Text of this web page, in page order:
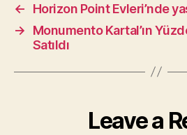
←
Horizon Point Evleri’nde
→
Monumento Kartal’ın
Satıldı
Leave a